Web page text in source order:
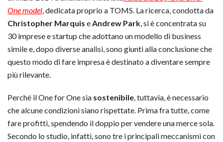
One model, dedicata proprio a TOMS. La ricerca, condotta da
Christopher Marquis eAndrew Park, si è concentrata su
30 imprese e startup che adottano un modello di business
simile e, dopo diverse analisi, sono giunti alla conclusione che
questo modo di fare impresa è destinato a diventare sempre
più rilevante.
Perché il One for One sia sostenibile, tuttavia, è necessario
che alcune condizioni siano rispettate. Prima fra tutte, come
fare profitti, spendendo il doppio per vendere una merce sola.
Secondo lo studio, infatti, sono tre i principali meccanismi con